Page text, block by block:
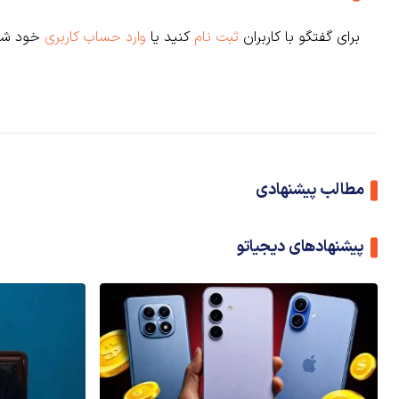
برای گفتگو با کاربران ثبت نام کنید یا وارد حساب کاربری خود
مطالب پیشنهادی
پیشنهادهای دیجیاتو